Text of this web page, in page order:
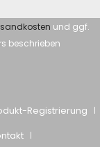
und ggf.
beschrieben
Registrierung